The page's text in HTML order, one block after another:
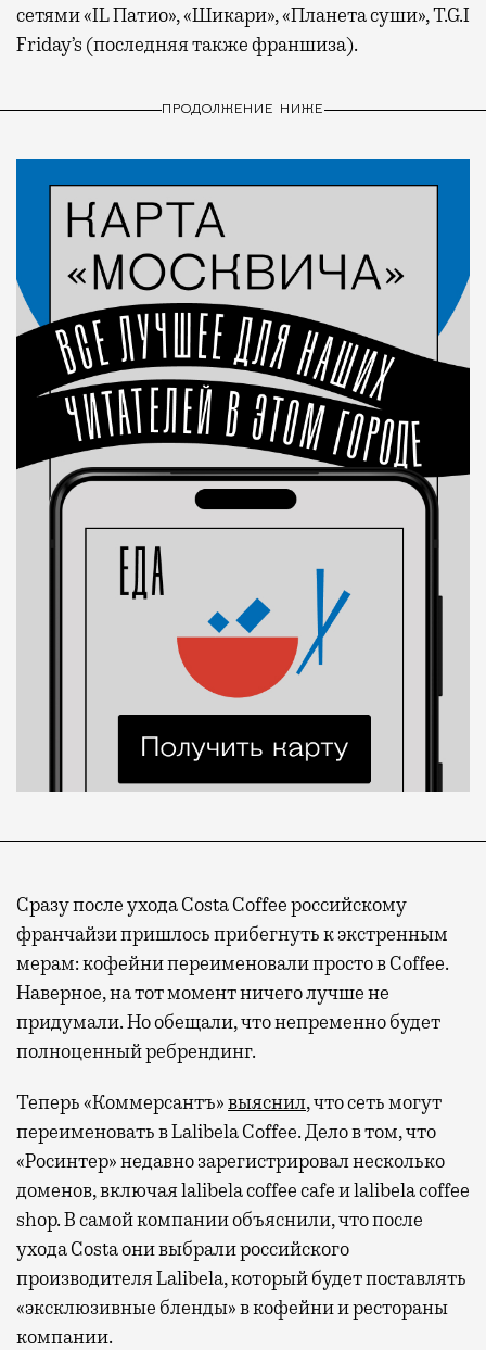
сетями «IL Патио», «Шикари», «Планета суши», T.G.I
Friday’s (последняя также франшиза).
ПРОДОЛЖЕНИЕ НИЖЕ
Сразу после ухода Costa Coffee российскому
франчайзи пришлось прибегнуть к экстренным
мерам: кофейни переименовали просто в Coffee.
Наверное, на тот момент ничего лучше не
придумали. Но обещали, что непременно будет
полноценный ребрендинг.
Теперь «Коммерсантъ»выяснил, что сеть могут
переименовать в Lalibela Coffee. Дело в том, что
«Росинтер» недавно зарегистрировал несколько
доменов, включая lalibela coffee cafe и lalibela coffee
shop. В самой компании объяснили, что после
ухода Costa они выбрали российского
производителя Lalibela, который будет поставлять
«эксклюзивные бленды» в кофейни и рестораны
компании.